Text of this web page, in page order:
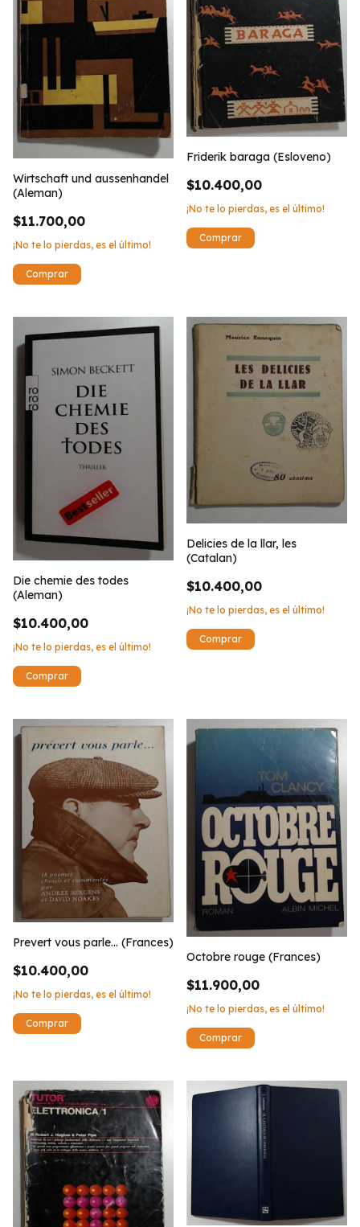
Wirtschaft und aussenhandel
(Aleman)
$11.700,00
¡No te lo pierdas, es el último!
Friderik baraga (Esloveno)
$10.400,00
¡No te lo pierdas, es el último!
Die chemie des todes
(Aleman)
$10.400,00
¡No te lo pierdas, es el último!
Delicies de la llar, les
(Catalan)
$10.400,00
¡No te lo pierdas, es el último!
Prevert vous parle... (Frances)
$10.400,00
¡No te lo pierdas, es el último!
Octobre rouge (Frances)
$11.900,00
¡No te lo pierdas, es el último!